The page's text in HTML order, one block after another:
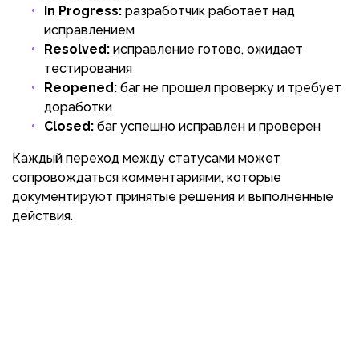
In Progress: разработчик работает над
исправлением
Resolved: исправление готово, ожидает
тестирования
Reopened: баг не прошел проверку и требует
доработки
Closed: баг успешно исправлен и проверен
Каждый переход между статусами может
сопровождаться комментариями, которые
документируют принятые решения и выполненные
действия.